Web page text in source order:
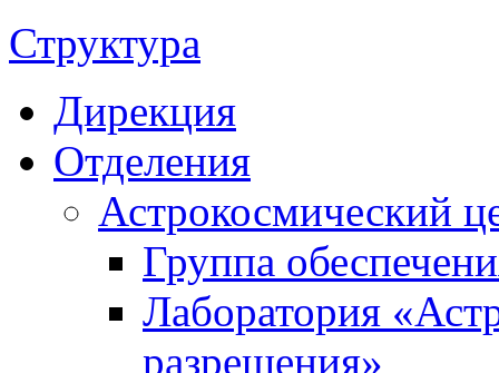
Структура
Дирекция
Отделения
Астрокосмический
Группа
Лаборатория
разрешения»